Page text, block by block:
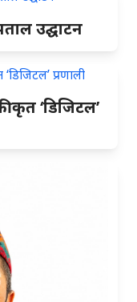
उद्घाटन
‘डिजिटल’